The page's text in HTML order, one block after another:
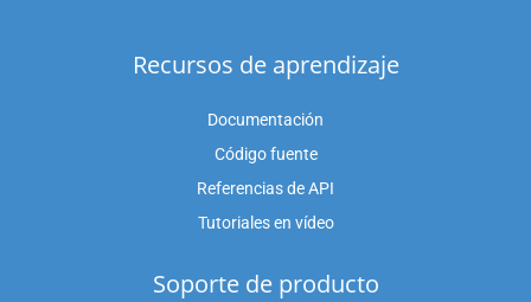
Recursos de aprendizaje
Documentación
Código fuente
Referencias de API
Tutoriales en vídeo
Soporte de producto